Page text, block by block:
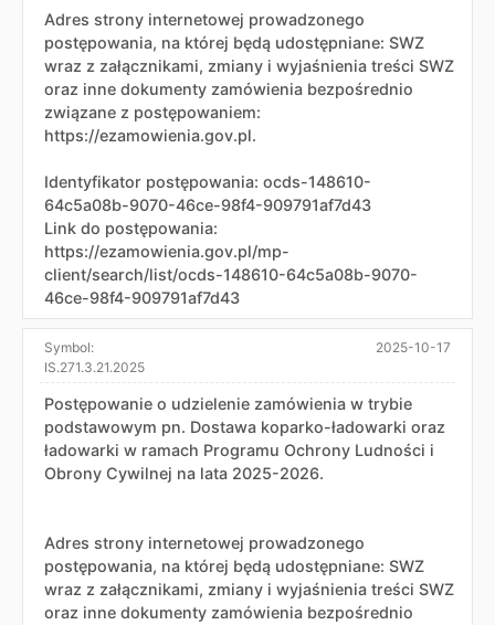
Adres strony internetowej prowadzonego
postępowania, na której będą udostępniane: SWZ
wraz z załącznikami, zmiany i wyjaśnienia treści SWZ
oraz inne dokumenty zamówienia bezpośrednio
związane z postępowaniem:
https://ezamowienia.gov.pl.
Identyfikator postępowania: ocds-148610-
64c5a08b-9070-46ce-98f4-909791af7d43
Link do postępowania:
https://ezamowienia.gov.pl/mp-
client/search/list/ocds-148610-64c5a08b-9070-
46ce-98f4-909791af7d43
Symbol:
IS.271.3.21.2025
2025-10-17
Postępowanie o udzielenie zamówienia w trybie
podstawowym pn. Dostawa koparko-ładowarki oraz
ładowarki w ramach Programu Ochrony Ludności i
Obrony Cywilnej na lata 2025-2026.
Adres strony internetowej prowadzonego
postępowania, na której będą udostępniane: SWZ
wraz z załącznikami, zmiany i wyjaśnienia treści SWZ
oraz inne dokumenty zamówienia bezpośrednio